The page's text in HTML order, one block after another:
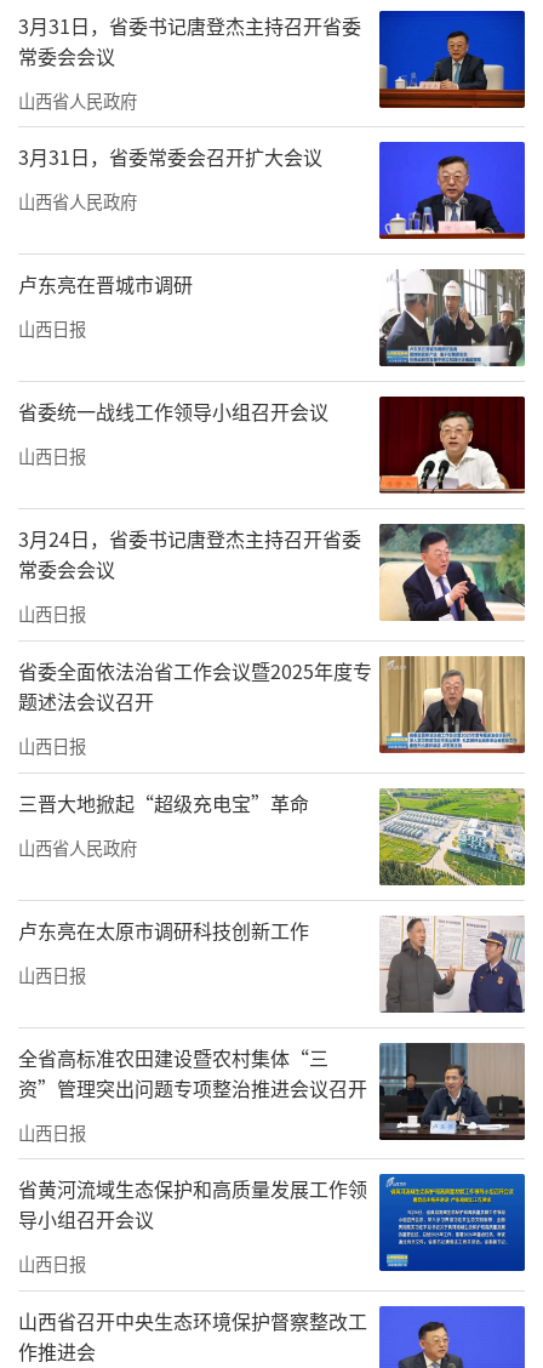
3月31日，省委书记唐登杰主持召开省委
常委会会议
山西省人民政府
3月31日，省委常委会召开扩大会议
山西省人民政府
卢东亮在晋城市调研
山西日报
省委统一战线工作领导小组召开会议
山西日报
3月24日，省委书记唐登杰主持召开省委
常委会会议
山西日报
省委全面依法治省工作会议暨2025年度专
题述法会议召开
山西日报
三晋大地掀起“超级充电宝”革命
山西省人民政府
卢东亮在太原市调研科技创新工作
山西日报
全省高标准农田建设暨农村集体“三
资”管理突出问题专项整治推进会议召开
山西日报
省黄河流域生态保护和高质量发展工作领
导小组召开会议
山西日报
山西省召开中央生态环境保护督察整改工
作推进会